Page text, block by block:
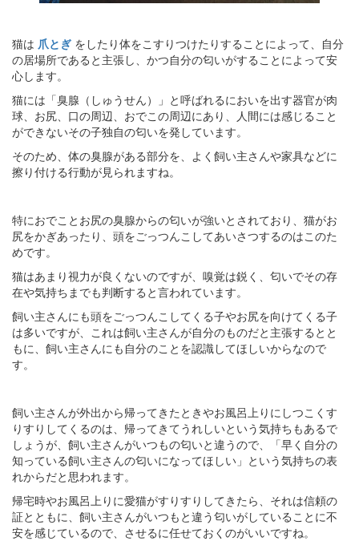
猫は 爪とぎ をしたり体をこすりつけたりすることによって、自分
の居場所であると主張し、かつ自分の匂いがすることによって安
心します。
猫には「臭腺（しゅうせん）」と呼ばれるにおいを出す器官が肉
球、お尻、口の周辺、おでこの周辺にあり、人間には感じること
ができないその子独自の匂いを発しています。
そのため、体の臭腺がある部分を、よく飼い主さんや家具などに
擦り付ける行動が見られますね。
特におでことお尻の臭腺からの匂いが強いとされており、猫がお
尻をかぎあったり、頭をごっつんこしてあいさつするのはこのた
めです。
猫はあまり視力が良くないのですが、嗅覚は鋭く、匂いでその存
在や気持ちまでも判断すると言われています。
飼い主さんにも頭をごっつんこしてくる子やお尻を向けてくる子
は多いですが、これは飼い主さんが自分のものだと主張するとと
もに、飼い主さんにも自分のことを認識してほしいからなので
す。
飼い主さんが外出から帰ってきたときやお風呂上りにしつこくす
りすりしてくるのは、帰ってきてうれしいという気持ちもあるで
しょうが、飼い主さんがいつもの匂いと違うので、「早く自分の
知っている飼い主さんの匂いになってほしい」という気持ちの表
れからだと思われます。
帰宅時やお風呂上りに愛猫がすりすりしてきたら、それは信頼の
証とともに、飼い主さんがいつもと違う匂いがしていることに不
安を感じているので、させるに任せておくのがいいですね。